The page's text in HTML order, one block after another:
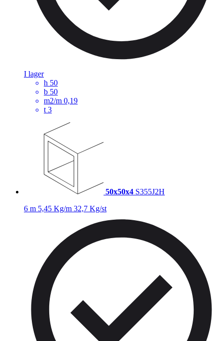
I lager
h 50
b 50
m2/m 0,19
t 3
50x50x4 S355J2H
6 m 5,45 Kg/m 32,7 Kg/st